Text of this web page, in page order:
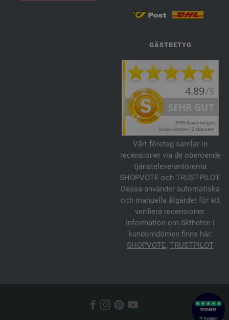
GÄSTBETYG
Vårt företag samlar in
recensioner via de oberoende
tjänsteleverantörerna
SHOPVOTE och TRUSTPILOT.
Dessa använder automatiska
och manuella åtgärder för att
verifiera recensioner.
Information om äktheten i
kundomdömen finns här:
SHOPVOTE, TRUSTPILOT